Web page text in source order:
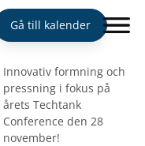
Gå till kalender
Innovativ formning och
pressning i fokus på
årets Techtank
Conference den 28
november!